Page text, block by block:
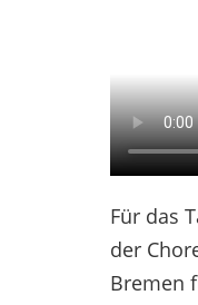
Für das
der
Bremen